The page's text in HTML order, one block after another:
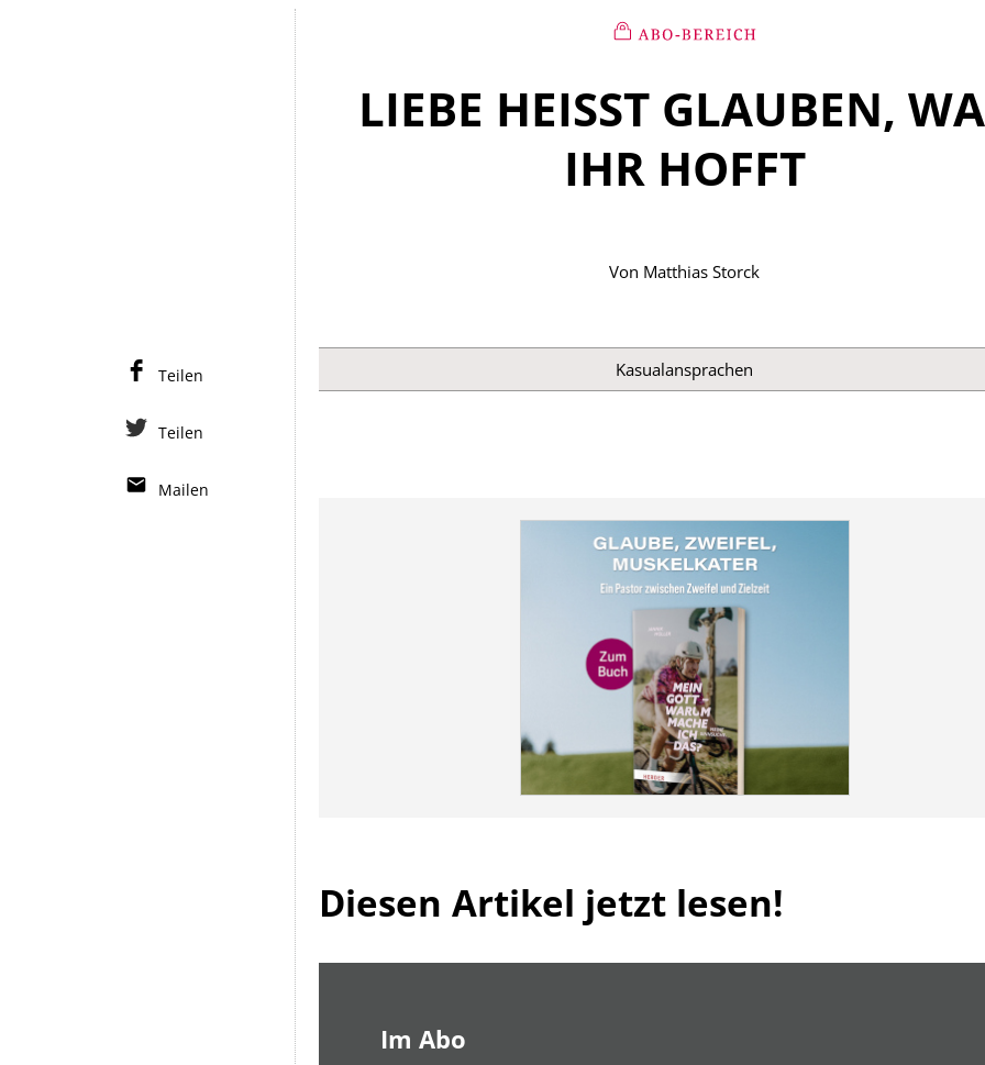
LIEBE HEISST GLAUBEN,
HR HOFFT
Von Matthias Storck
Kasualansprachen
Diesen Artikel jetzt lesen!
Im Abo
Teilen
Teilen
Mailen